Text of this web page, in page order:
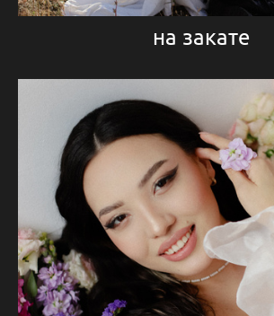
на закате